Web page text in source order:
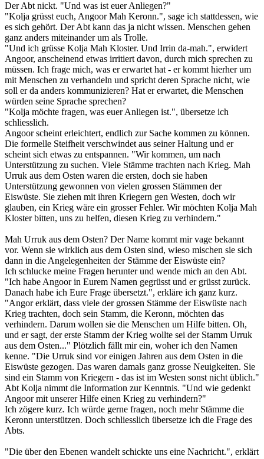
Der Abt nickt. "Und was ist euer Anliegen?"
"Kolja grüsst euch, Angoor Mah Keronn.", sage ich stattdessen, wie
es sich gehört. Der Abt kann das ja nicht wissen. Menschen gehen
ganz anders miteinander um als Trolle.
"Und ich grüsse Kolja Mah Kloster. Und Irrin da-mah.", erwidert
Angoor, anscheinend etwas irritiert davon, durch mich sprechen zu
müssen. Ich frage mich, was er erwartet hat - er kommt hierher um
mit Menschen zu verhandeln und spricht deren Sprache nicht, wie
soll er da anders kommunizieren? Hat er erwartet, die Menschen
würden seine Sprache sprechen?
"Kolja möchte fragen, was euer Anliegen ist.", übersetze ich
schliesslich.
Angoor scheint erleichtert, endlich zur Sache kommen zu können.
Die formelle Steifheit verschwindet aus seiner Haltung und er
scheint sich etwas zu entspannen. "Wir kommen, um nach
Unterstützung zu suchen. Viele Stämme trachten nach Krieg. Mah
Urruk aus dem Osten waren die ersten, doch sie haben
Unterstützung gewonnen von vielen grossen Stämmen der
Eiswüste. Sie ziehen mit ihren Kriegern gen Westen, doch wir
glauben, ein Krieg wäre ein grosser Fehler. Wir möchten Kolja Mah
Kloster bitten, uns zu helfen, diesen Krieg zu verhindern."
Mah Urruk aus dem Osten? Der Name kommt mir vage bekannt
vor. Wenn sie wirklich aus dem Osten sind, wieso mischen sie sich
dann in die Angelegenheiten der Stämme der Eiswüste ein?
Ich schlucke meine Fragen herunter und wende mich an den Abt.
"Ich habe Angoor in Eurem Namen gegrüsst und er grüsst zurück.
Danach habe ich Eure Frage übersetzt.", erkläre ich ganz kurz.
"Angor erklärt, dass viele der grossen Stämme der Eiswüste nach
Krieg trachten, doch sein Stamm, die Keronn, möchten das
verhindern. Darum wollen sie die Menschen um Hilfe bitten. Oh,
und er sagt, der erste Stamm der Krieg wollte sei der Stamm Urruk
aus dem Osten..." Plötzlich fällt mir ein, woher ich den Namen
kenne. "Die Urruk sind vor einigen Jahren aus dem Osten in die
Eiswüste gezogen. Das waren damals ganz grosse Neuigkeiten. Sie
sind ein Stamm von Kriegern - das ist im Westen sonst nicht üblich."
Abt Kolja nimmt die Information zur Kenntnis. "Und wie gedenkt
Angoor mit unserer Hilfe einen Krieg zu verhindern?"
Ich zögere kurz. Ich würde gerne fragen, noch mehr Stämme die
Keronn unterstützen. Doch schliesslich übersetze ich die Frage des
Abts.
"Die über den Ebenen wandelt schickte uns eine Nachricht.", erklärt